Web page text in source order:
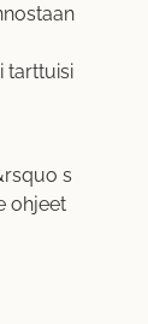
tarttuisi
s
ohjeet